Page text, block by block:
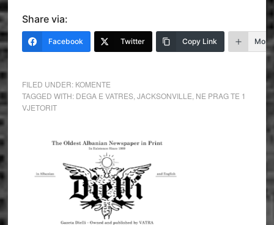
Share via:
Facebook Twitter Copy Link More
FILED UNDER: KOMENTE
TAGGED WITH: DEGA E VATRES, JACKSONVILLE NE PRAG TE 1
VJETORIT